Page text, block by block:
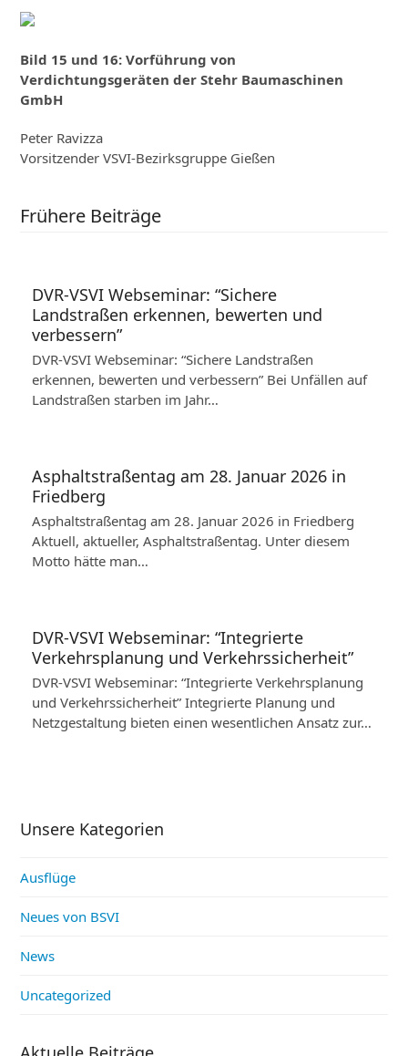
Bild 15 und 16: Vorführung von
Verdichtungsgeräten der Stehr Baumaschinen
GmbH
Peter Ravizza
Vorsitzender VSVI-Bezirksgruppe Gießen
Frühere Beiträge
DVR-VSVI Webseminar: “Sichere
Landstraßen erkennen, bewerten und
verbessern”
DVR-VSVI Webseminar: “Sichere Landstraßen
erkennen, bewerten und verbessern” Bei Unfällen auf
Landstraßen starben im Jahr…
Asphaltstraßentag am 28. Januar 2026 in
Friedberg
Asphaltstraßentag am 28. Januar 2026 in Friedberg
Aktuell, aktueller, Asphaltstraßentag. Unter diesem
Motto hätte man…
DVR-VSVI Webseminar: “Integrierte
Verkehrsplanung und Verkehrssicherheit”
DVR-VSVI Webseminar: “Integrierte Verkehrsplanung
und Verkehrssicherheit” Integrierte Planung und
Netzgestaltung bieten einen wesentlichen Ansatz zur…
Unsere Kategorien
Ausflüge
Neues von BSVI
News
Uncategorized